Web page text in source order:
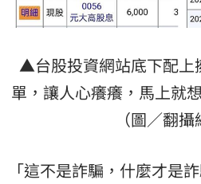
▲台股投資網站底下配上
單，讓人心癢癢，馬上就
（圖／翻攝
「這不是詐騙，什麼才是